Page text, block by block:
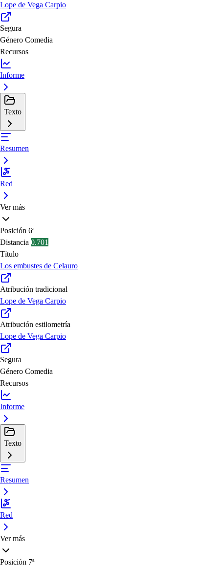
Lope de Vega Carpio
Segura
Género Comedia
Recursos
Informe
Texto
Resumen
Red
Ver más
Posición 6ª
Distancia 0.701
Título
Los embustes de Celauro
Atribución tradicional
Lope de Vega Carpio
Atribución estilometría
Lope de Vega Carpio
Segura
Género Comedia
Recursos
Informe
Texto
Resumen
Red
Ver más
Posición 7ª